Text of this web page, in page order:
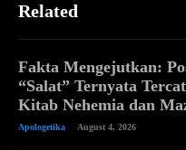
Related
Fakta Mengejutkan:
“Salat” Ternyata
Kitab Nehemia dan
Apologetika August 4, 2026